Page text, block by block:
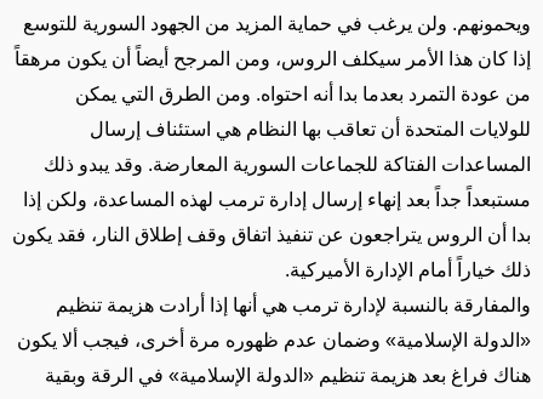
ويحمونهم. ولن يرغب في حماية المزيد من الجهود السورية للتوسع
إذا كان هذا الأمر سيكلف الروس، ومن المرجح أيضاً أن يكون مرهقاً
من عودة التمرد بعدما بدا أنه احتواه. ومن الطرق التي يمكن
للولايات المتحدة أن تعاقب بها النظام هي استئناف إرسال
المساعدات الفتاكة للجماعات السورية المعارضة. وقد يبدو ذلك
مستبعداً جداً بعد إنهاء إرسال إدارة ترمب لهذه المساعدة، ولكن إذا
بدا أن الروس يتراجعون عن تنفيذ اتفاق وقف إطلاق النار، فقد يكون
ذلك خياراً أمام الإدارة الأميركية.
والمفارقة بالنسبة لإدارة ترمب هي أنها إذا أرادت هزيمة تنظيم
«الدولة الإسلامية» وضمان عدم ظهوره مرة أخرى، فيجب ألا يكون
هناك فراغ بعد هزيمة تنظيم «الدولة الإسلامية» في الرقة وبقية